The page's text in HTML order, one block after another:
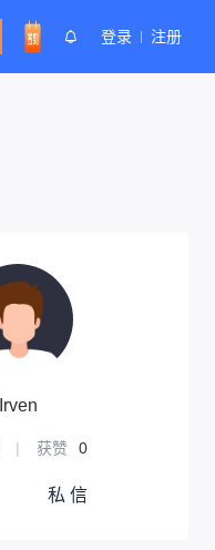
登录 注册
Irven
| 获赞 0
私 信